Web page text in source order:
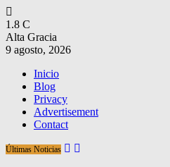
1.8 C
Alta Gracia
9 agosto, 2026
Inicio
Blog
Privacy
Advertisement
Contact
Últimas Noticias